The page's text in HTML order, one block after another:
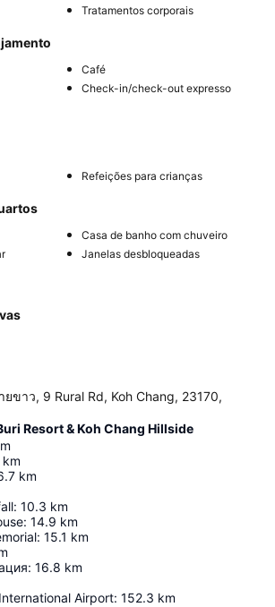
Tratamentos corporais
Café
Check-in/check-out expresso
Refeições para crianças
Casa de banho com chuveiro
Janelas desbloqueadas
ขาว, 9 Rural Rd, Koh Chang, 23170,
Resort & Koh Chang Hillside
km
km
: 10.3 km
: 14.9 km
: 15.1 km
: 16.8 km
Airport: 152.3 km